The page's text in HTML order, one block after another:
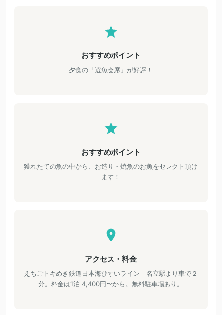
おすすめポイント
夕食の「選魚会席」が好評！
おすすめポイント
獲れたての魚の中から、お造り・焼魚のお魚をセレクト頂け
ます！
アクセス・料金
えちごトキめき鉄道日本海ひすいライン 名立駅より車で２
分。料金は1泊 4,400円〜から。無料駐車場あり。